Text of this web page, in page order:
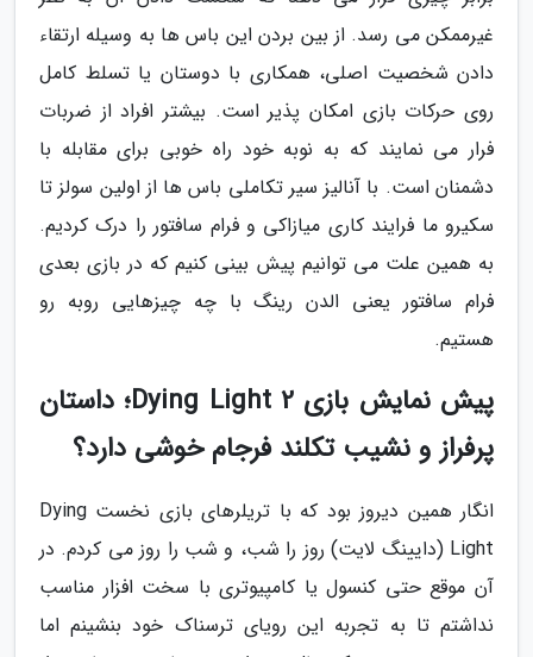
غیرممکن می رسد. از بین بردن این باس ها به وسیله ارتقاء
دادن شخصیت اصلی، همکاری با دوستان یا تسلط کامل
روی حرکات بازی امکان پذیر است. بیشتر افراد از ضربات
فرار می نمایند که به نوبه خود راه خوبی برای مقابله با
دشمنان است. با آنالیز سیر تکاملی باس ها از اولین سولز تا
سکیرو ما فرایند کاری میازاکی و فرام سافتور را درک کردیم.
به همین علت می توانیم پیش بینی کنیم که در بازی بعدی
فرام سافتور یعنی الدن رینگ با چه چیزهایی روبه رو
هستیم.
پیش نمایش بازی Dying Light 2؛ داستان
پرفراز و نشیب تکلند فرجام خوشی دارد؟
انگار همین دیروز بود که با تریلرهای بازی نخست Dying
Light (دایینگ لایت) روز را شب، و شب را روز می کردم. در
آن موقع حتی کنسول یا کامپیوتری با سخت افزار مناسب
نداشتم تا به تجربه این رویای ترسناک خود بنشینم اما